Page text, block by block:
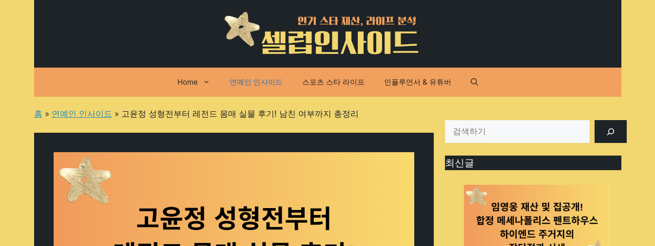
Home 연예인 인사이드 스포츠 스타 라이프 인플루언서 & 유튜버
홈 » 연예인 인사이드 » 고윤정 성형전부터 레전드 몸매 실물 후기! 남친 여부까지 총정리
최신글